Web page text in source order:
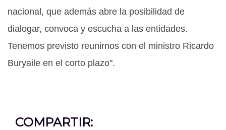
nacional, que además abre la posibilidad de
dialogar, convoca y escucha a las entidades.
Tenemos previsto reunirnos con el ministro Ricardo
Buryaile en el corto plazo".
COMPARTIR: